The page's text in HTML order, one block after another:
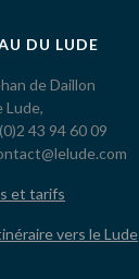
DU LUDE
de Daillon
Lude,
43 94 60 09
et tarifs
vers le Lude